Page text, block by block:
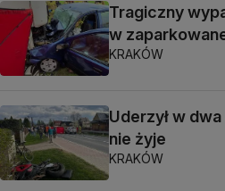
Tragiczny
w
KRAKÓW
Uderzył w
nie żyje
KRAKÓW